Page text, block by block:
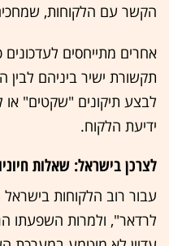
הקשר עם הלקוחות,
אחרים מתייחסים לעדכונים
תקשורת ישיר ביניהם
לבצע תיקונים "שקטים" או
ידיעת הלקוח.
לצרכן בישראל: שאלות
עבור רוב הלקוחות
לרדאר", ולמרות השפעתו